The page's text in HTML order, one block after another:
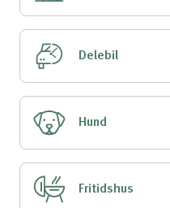
Delebil
Hund
Fritidshus